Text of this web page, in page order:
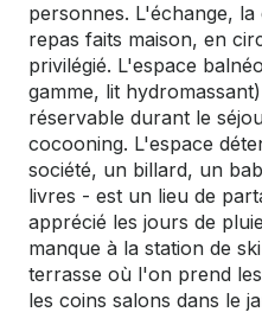
personnes. L'échange,
repas faits maison, en
privilégié. L'espace
gamme, lit
réservable durant le
cocooning. L'espace
société, un billard, un
livres - est un lieu de
apprécié les jours de
manque à la station de
terrasse où l'on prend
les coins salons dans le